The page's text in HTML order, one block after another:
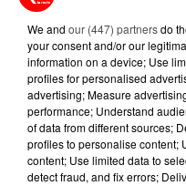
5 août
4 août
We and our (447) partnersdo
your consent and/or our
information on a device; Use
profiles for personalised
advertising; Measure
performance; Understand
of data from different sources;
profiles to personalise content;
content; Use limited data to
detect fraud, and fix errors;